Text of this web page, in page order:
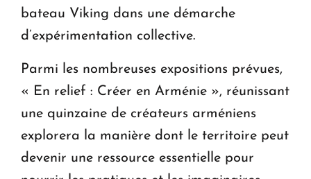
bateau Viking dans une démarche
d’expérimentation collective.
Parmi les nombreuses expositions prévues,
« En relief : Créer en Arménie », réunissant
une quinzaine de créateurs arméniens
explorera la manière dont le territoire peut
devenir une ressource essentielle pour